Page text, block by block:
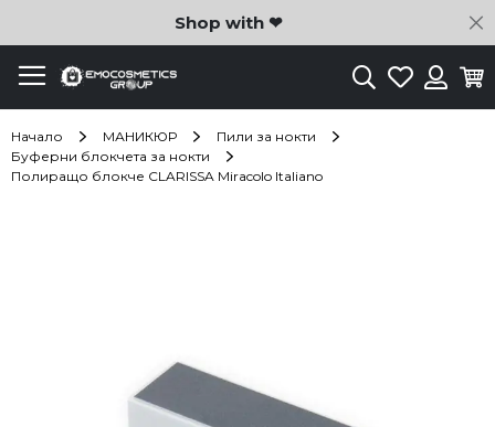
Shop with ❤
ТърсенеЛюбими
Начало МАНИКЮР
Пили за нокти
Буферни блокчета за нокти
Полиращо блокче CLARISSA Miracolo Italiano